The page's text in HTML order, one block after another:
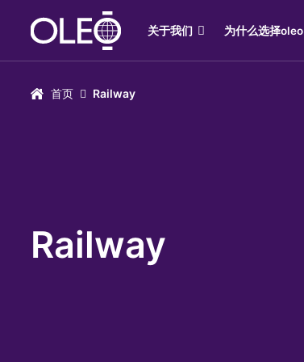
关于我们 为什么选择oleo
首页 Railway
Railway